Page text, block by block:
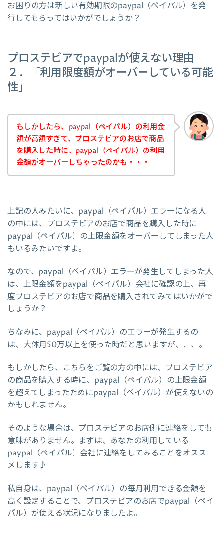
お困りの方は新しい有効期限のpaypal（ペイパル）を発
行してもらってはいかがでしょうか？
プロステビアでpaypalが使えない理由
２．「利用限度額がオーバーしている可能
性」
もしかしたら、paypal（ペイパル）の利用金
額が高額すぎて、プロステビアのお店で商品
を購入した時に、paypal（ペイパル）の利用
金額がオーバーしちゃったのかも・・・
上記の人みたいに、paypal（ペイパル）エラーになる人
の中には、プロステビアのお店で商品を購入した時に
paypal（ペイパル）の上限金額をオーバーしてしまった人
もいるみたいですよ。
なので、paypal（ペイパル）エラーが発生してしまった人
は、上限金額をpaypal（ペイパル）会社に確認の上、再
度プロステビアのお店で商品を購入されてみてはいかがで
しょうか？
ちなみに、paypal（ペイパル）のエラーが発生するの
は、大体月50万以上を使った時だと思いますが、、、。
もしかしたら、こちらをご覧の方の中には、プロステビア
の商品を購入する時に、paypal（ペイパル）の上限金額
を超えてしまったためにpaypal（ペイパル）が使えないの
かもしれません。
そのような場合は、プロステビアのお店側に連絡をしても
意味がありません。まずは、あなたの利用している
paypal（ペイパル）会社に連絡をしてみることをオスス
メします♪
私自身は、paypal（ペイパル）の毎月利用できる金額を
高く設定することで、プロステビアのお店でpaypal（ペイ
パル）が使える状況になりましたよ。